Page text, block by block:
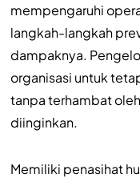
mempengaruhi
langkah-langkah
dampaknya.
organisasi untuk
tanpa terhambat
diinginkan.
Memiliki penasihat